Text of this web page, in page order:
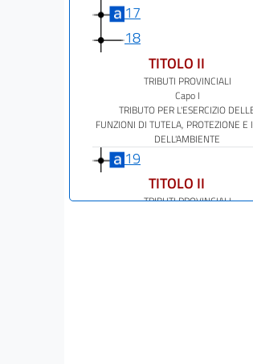
17
18
TITOLO II
TRIBUTI PROVINCIALI
Capo I
TRIBUTO PER L'ESERCIZIO
FUNZIONI DI TUTELA, PROTEZIONE E
DELL'AMBIENTE
19
TITOLO II
TRIBUTI PROVINCIALI